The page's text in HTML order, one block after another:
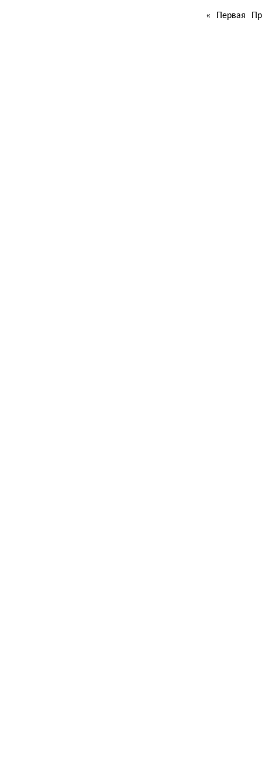
« Первая